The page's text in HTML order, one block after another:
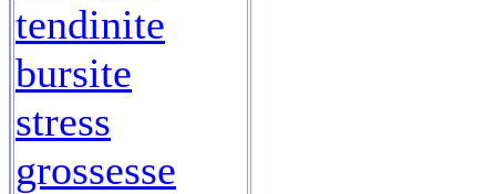
tendinite
bursite
stress
grossesse